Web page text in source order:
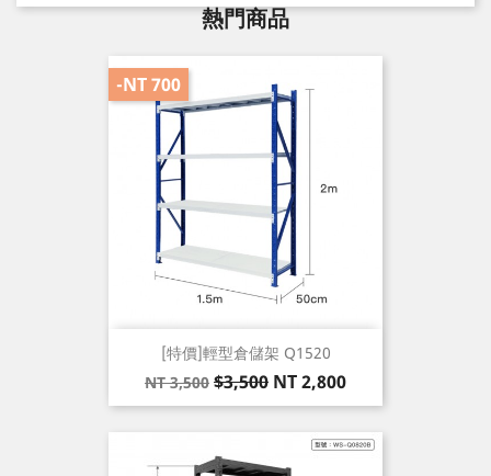
熱門商品
[特價]輕型倉儲架 Q1520
原
價
NT 3,500 價
格
$3,500 NT 2,800
-NT 700